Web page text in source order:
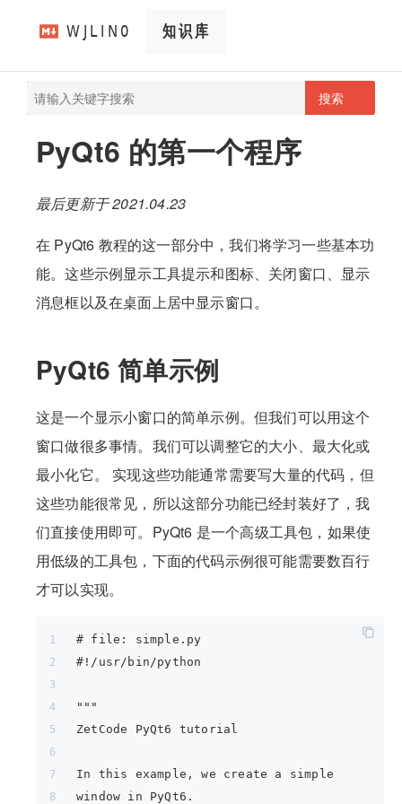
搜索
PyQt6 的第一个程序
最后更新于 2021.04.23
在 PyQt6 教程的这一部分中，我们将学习一些基本功
能。这些示例显示工具提示和图标、关闭窗口、显示
消息框以及在桌面上居中显示窗口。
PyQt6 简单示例
这是一个显示小窗口的简单示例。但我们可以用这个
窗口做很多事情。我们可以调整它的大小、最大化或
最小化它。 实现这些功能通常需要写大量的代码，但
这些功能很常见，所以这部分功能已经封装好了，我
们直接使用即可。PyQt6 是一个高级工具包，如果使
用低级的工具包，下面的代码示例很可能需要数百行
才可以实现。
# file: simple.py
#!/usr/bin/python
"""
ZetCode PyQt6 tutorial
In this example, we create a simple
window in PyQt6.